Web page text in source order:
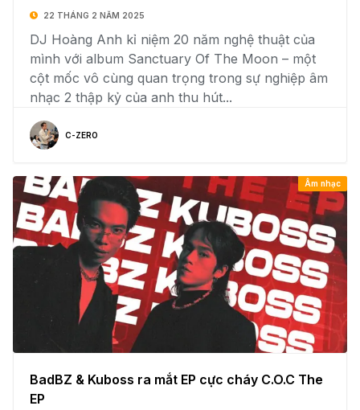
22 THÁNG 2 NĂM 2025
DJ Hoàng Anh kỉ niệm 20 năm nghệ thuật của
mình với album Sanctuary Of The Moon – một
cột mốc vô cùng quan trọng trong sự nghiệp âm
nhạc 2 thập kỷ của anh thu hút...
C-ZERO
Âm nhạc
BadBZ & Kuboss ra mắt EP cực cháy C.O.C The
EP